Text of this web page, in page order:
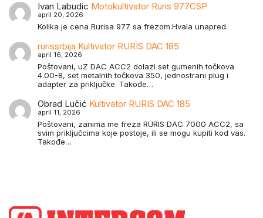
Ivan Labudic Motokultivator Ruris 977CSP
april 20, 2026
Kolika je cena Rurisa 977 sa frezom.Hvala unapred.
rurissrbija Kultivator RURIS DAC 185
april 16, 2026
Poštovani, uZ DAC ACC2 dolazi set gumenih točkova
4.00-8, set metalnih točkova 350, jednostrani plug i
adapter za priključke. Takođe…
Obrad Lučić Kultivator RURIS DAC 185
april 11, 2026
Poštovani, zanima me freza RURIS DAC 7000 ACC2, sa
svim priključcima koje postoje, ili se mogu kupiti kod vas.
Takođe…